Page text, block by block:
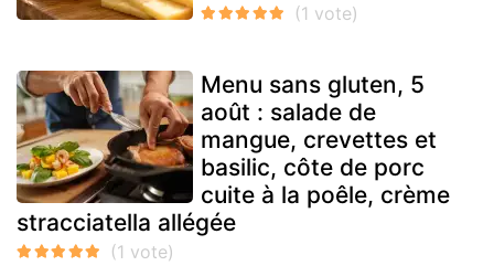
Menu sans gluten, 5
août : salade de
mangue, crevettes et
basilic, côte de porc
cuite à la poêle, crème
stracciatella allégée